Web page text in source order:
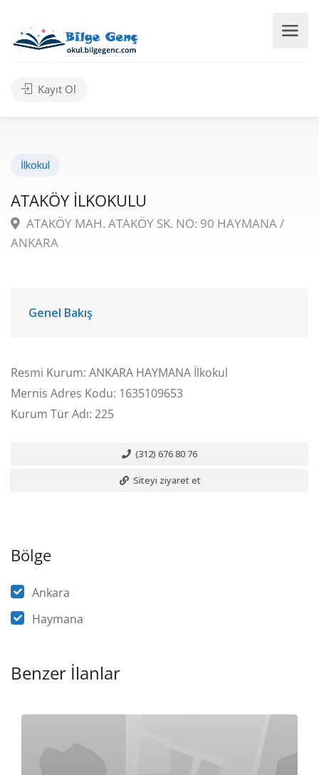
Kayıt Ol
İlkokul
ATAKÖY İLKOKULU
ATAKÖY MAH. ATAKÖY SK. NO: 90 HAYMANA /
ANKARA
Genel Bakış
Resmi Kurum: ANKARA HAYMANA İlkokul
Mernis Adres Kodu: 1635109653
Kurum Tür Adı: 225
(312) 676 80 76
Siteyi ziyaret et
Bölge
Ankara
Haymana
Benzer İlanlar